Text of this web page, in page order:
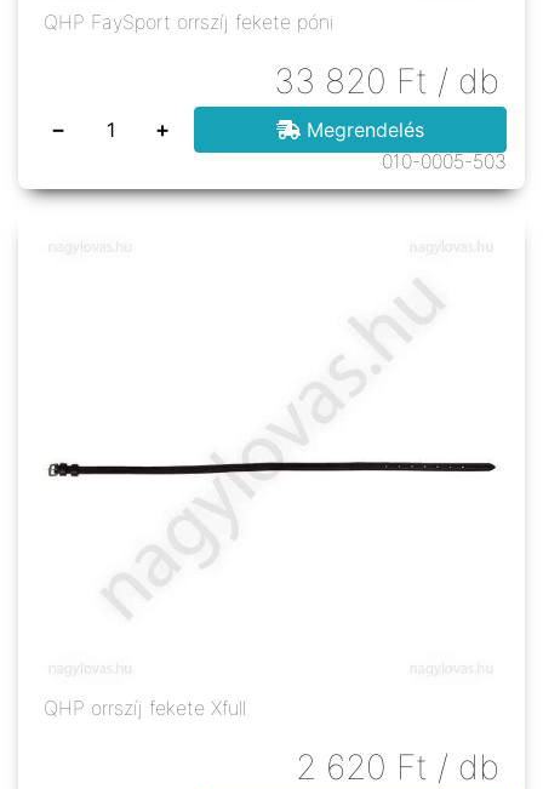
QHP FaySport orrszíj fekete póni
33 820 Ft / db
− +
Megrendelés
010-0005-503
QHP orrszíj fekete Xfull
2 620 Ft / db